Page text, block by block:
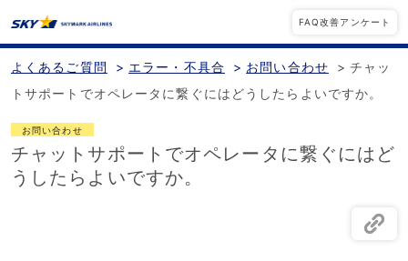
FAQ改善アンケート
よくあるご質問 > エラー・不具合 > お問い合わせ > チャッ
トサポートでオペレータに繋ぐにはどうしたらよいですか。
お問い合わせ
チャットサポートでオペレータに繋ぐにはど
うしたらよいですか。